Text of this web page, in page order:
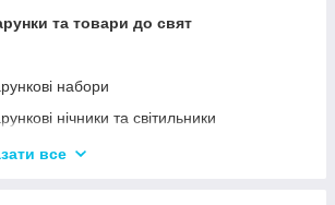
та товари до свят
набори
нічники та світильники
все